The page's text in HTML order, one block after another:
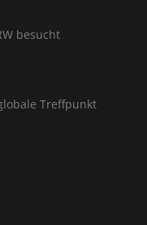
besucht
Treffpunkt